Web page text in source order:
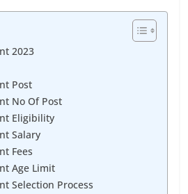
2023
Post
No Of Post
Eligibility
Salary
Fees
Age Limit
Selection Process